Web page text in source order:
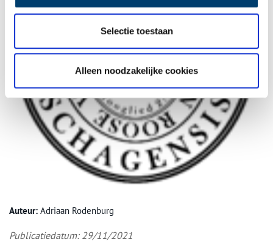
Selectie toestaan
Alleen noodzakelijke cookies
Auteur: Adriaan Rodenburg
Publicatiedatum: 29/11/2021